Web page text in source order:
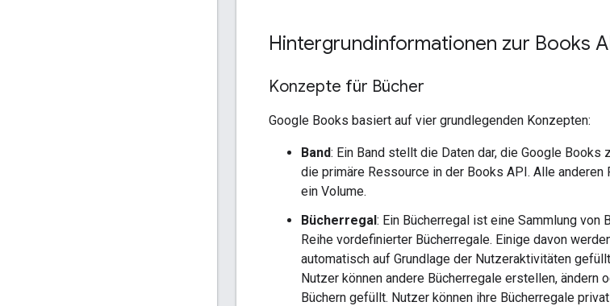
Hintergrundinformationen zur Books
Konzepte für Bücher
Google Books basiert auf vier grundlegenden Konzepten:
Band: Ein Band stellt die Daten dar, die Google
die primäre Ressource in der Books API. Alle
ein Volume.
Bücherregal: Ein Bücherregal ist eine Sammlung
Reihe vordefinierter Bücherregale. Einige davon
automatisch auf Grundlage der Nutzeraktivitäten
Nutzer können andere Bücherregale erstellen,
Büchern gefüllt. Nutzer können ihre Bücherregale